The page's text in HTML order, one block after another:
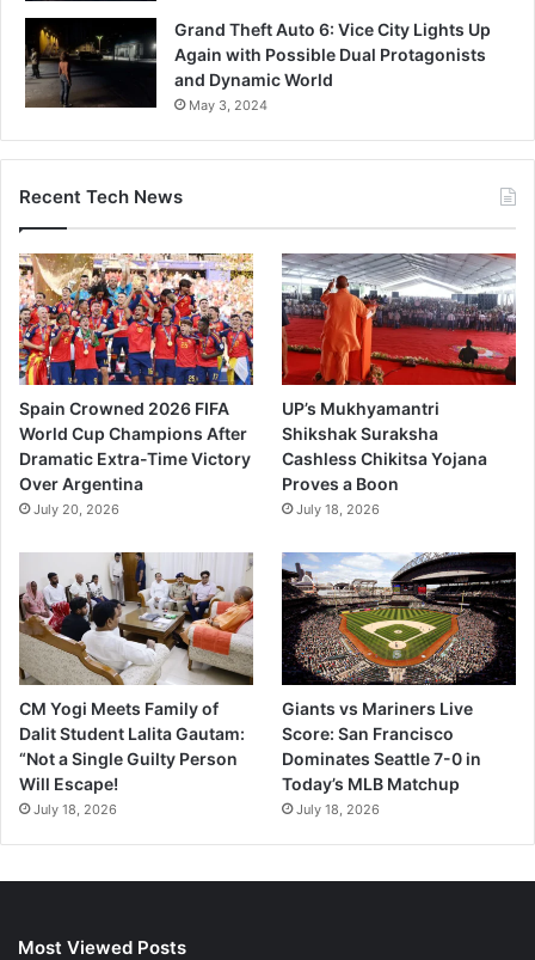
Grand Theft Auto 6: Vice City Lights Up
Again with Possible Dual Protagonists
and Dynamic World
May 3, 2024
Recent Tech News
Spain Crowned 2026 FIFA
World Cup Champions After
Dramatic Extra-Time Victory
Over Argentina
July 20, 2026
UP’s Mukhyamantri
Shikshak Suraksha
Cashless Chikitsa Yojana
Proves a Boon
July 18, 2026
CM Yogi Meets Family of
Dalit Student Lalita Gautam:
“Not a Single Guilty Person
Will Escape!
July 18, 2026
Giants vs Mariners Live
Score: San Francisco
Dominates Seattle 7-0 in
Today’s MLB Matchup
July 18, 2026
Most Viewed Posts